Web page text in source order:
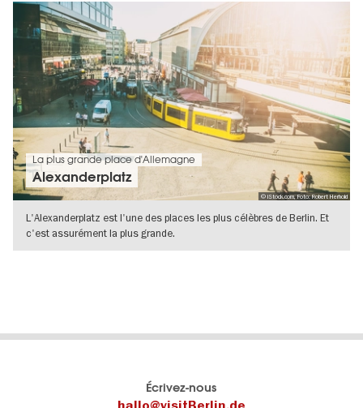
© iStock.com, Foto: Robert Herhold
La plus grande place d'Allemagne
Alexanderplatz
L'Alexanderplatz est l'une des places les plus célèbres de Berlin. Et
c'est assurément la plus grande.
Écrivez-nous